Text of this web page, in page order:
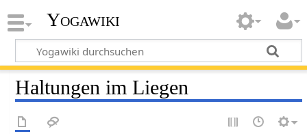
Yogawiki
Haltungen im Liegen